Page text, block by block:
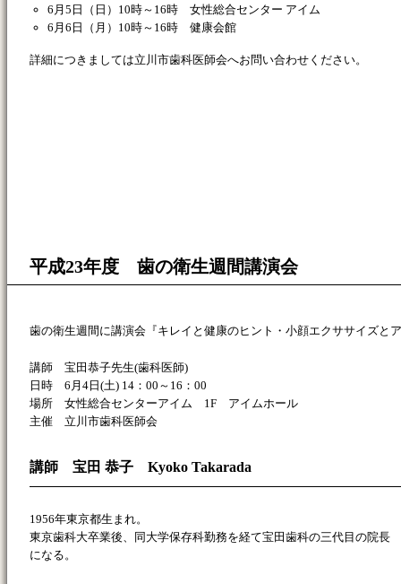
6月5日（日）10時～16時 女性総合センター アイム
6月6日（月）10時～16時 健康会館
詳細につきましては立川市歯科医師会へお問い合わせください。
平成23年度 歯の衛生週間講演会
歯の衛生週間に講演会『キレイと健康のヒント・小顔エクササイズと
講師 宝田恭子先生(歯科医師)
日時 6月4日(土) 14：00～16：00
場所 女性総合センターアイム 1F アイムホール
主催 立川市歯科医師会
講師 宝田 恭子 Kyoko Takarada
1956年東京都生まれ。
東京歯科大卒業後、同大学保存科勤務を経て宝田歯科の三代目の院長
になる。